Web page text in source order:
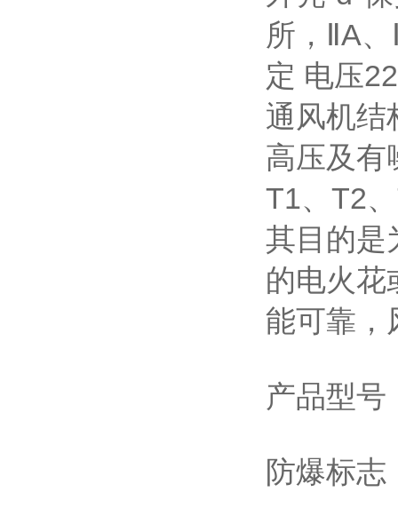
所，ⅡA
定 电压
通风机结
高压及有
T1、T2
其目的是
的电火花
能可靠，
产品型号
防爆标志